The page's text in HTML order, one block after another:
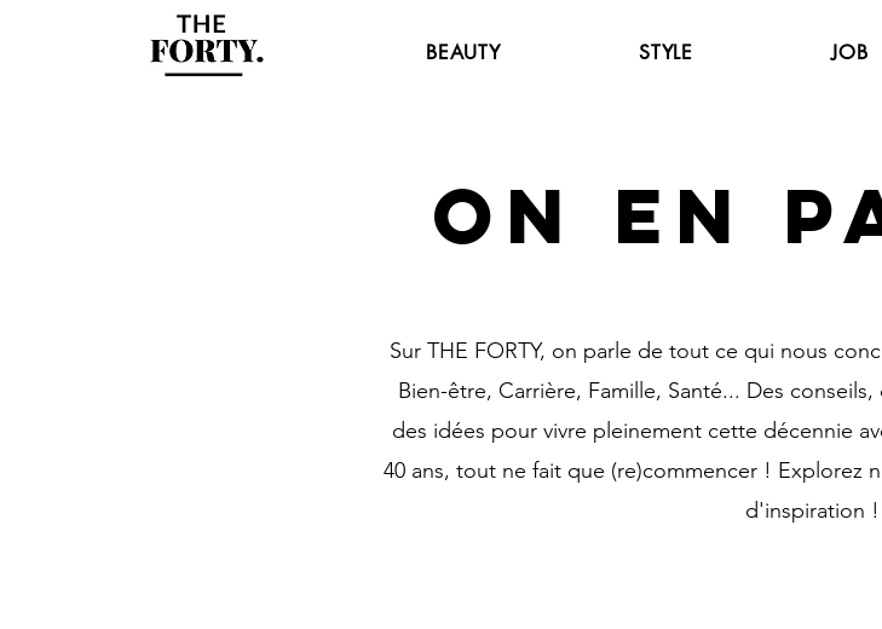
BEAUTY STYLE JOB
ON EN
Sur THE FORTY, on parle de tout ce qui nous
Bien-être, Carrière, Famille, Santé... Des
des idées pour vivre pleinement cette décennie
40 ans, tout ne fait que (re)commencer ! Explorez
d'inspiration !